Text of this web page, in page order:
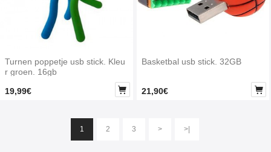
Turnen poppetje usb stick. Kleu
r groen. 16gb
19,99€

Basketbal usb stick. 32GB
21,90€ 
1 2 3 > >|